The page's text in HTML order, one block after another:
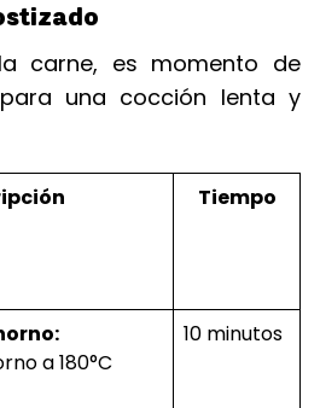
carne, es momento de
una cocción lenta y
Tiempo
a 180°C
10 minutos